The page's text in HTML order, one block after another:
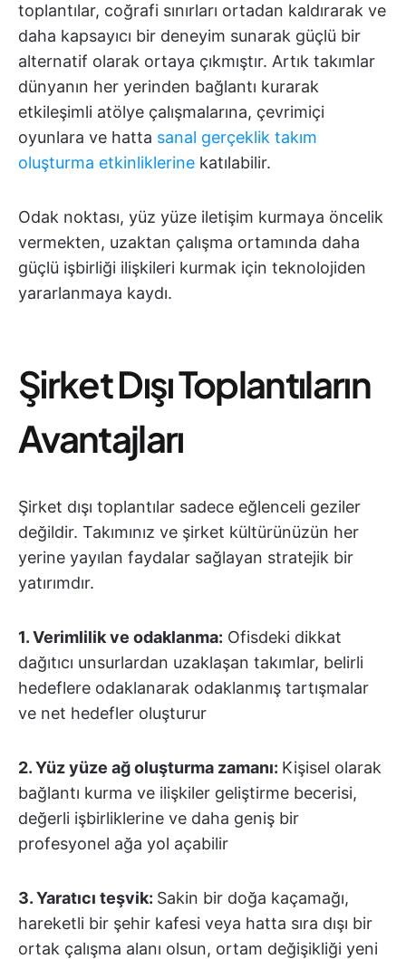
toplantılar, coğrafi sınırları ortadan kaldırarak ve
daha kapsayıcı bir deneyim sunarak güçlü bir
alternatif olarak ortaya çıkmıştır. Artık takımlar
dünyanın her yerinden bağlantı kurarak
etkileşimli atölye çalışmalarına, çevrimiçi
oyunlara ve hatta sanal gerçeklik takım
oluşturma etkinliklerine katılabilir.
Odak noktası, yüz yüze iletişim kurmaya öncelik
vermekten, uzaktan çalışma ortamında daha
güçlü işbirliği ilişkileri kurmak için teknolojiden
yararlanmaya kaydı.
Şirket Dışı Toplantıların
Avantajları
Şirket dışı toplantılar sadece eğlenceli geziler
değildir. Takımınız ve şirket kültürünüzün her
yerine yayılan faydalar sağlayan stratejik bir
yatırımdır.
1. Verimlilik ve odaklanma: Ofisdeki dikkat
dağıtıcı unsurlardan uzaklaşan takımlar, belirli
hedeflere odaklanarak odaklanmış tartışmalar
ve net hedefler oluşturur
2.Yüz yüze ağ oluşturma zamanı: Kişisel olarak
bağlantı kurma ve ilişkiler geliştirme becerisi,
değerli işbirliklerine ve daha geniş bir
profesyonel ağa yol açabilir
3. Yaratıcı teşvik: Sakin bir doğa kaçamağı,
hareketli bir şehir kafesi veya hatta sıra dışı bir
ortak çalışma alanı olsun, ortam değişikliği yeni